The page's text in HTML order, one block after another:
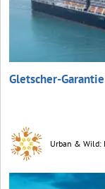
Gletscher-
Urban & Wild: